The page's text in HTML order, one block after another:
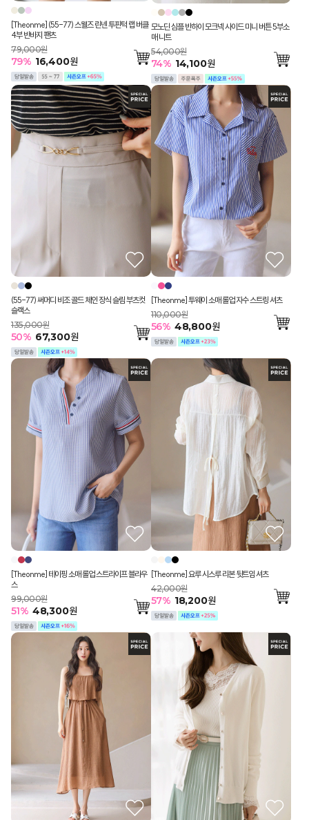
[Theonme] (55-77) 스웰즈 린넨 투핀턱 랩 버클
4부 반바지 팬츠
79,000원
79% 16,400원
모노딘 심플 반하이 모크넥 사이드 미니 버튼 5부소
매 니트
54,000원
74% 14,100원
(55-77) 써머디 비조 골드 체인 장식 슬림 부츠컷
슬랙스
135,000원
50% 67,300원
[Theonme] 투웨이 소매 롤업 자수 스트링 셔츠
110,000원
56% 48,800원
[Theonme] 테이핑 소매 롤업 스트라이프 블라우
스
99,000원
51% 48,300원
[Theonme] 요루 시스루 리본 뒷트임 셔츠
42,000원
57% 18,200원